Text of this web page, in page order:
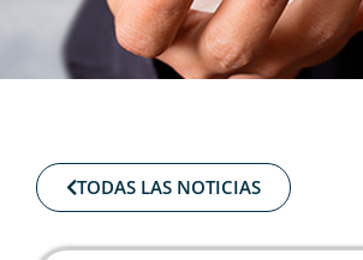
TODAS LAS NOTICIAS